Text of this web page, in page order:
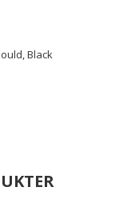
Black